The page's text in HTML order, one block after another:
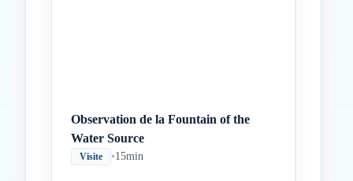
Observation de la Fountain of the
Water Source
Visite •15min